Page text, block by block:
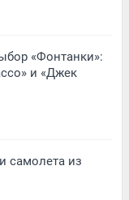
«Фонтанки»:
и «Джек
самолета из